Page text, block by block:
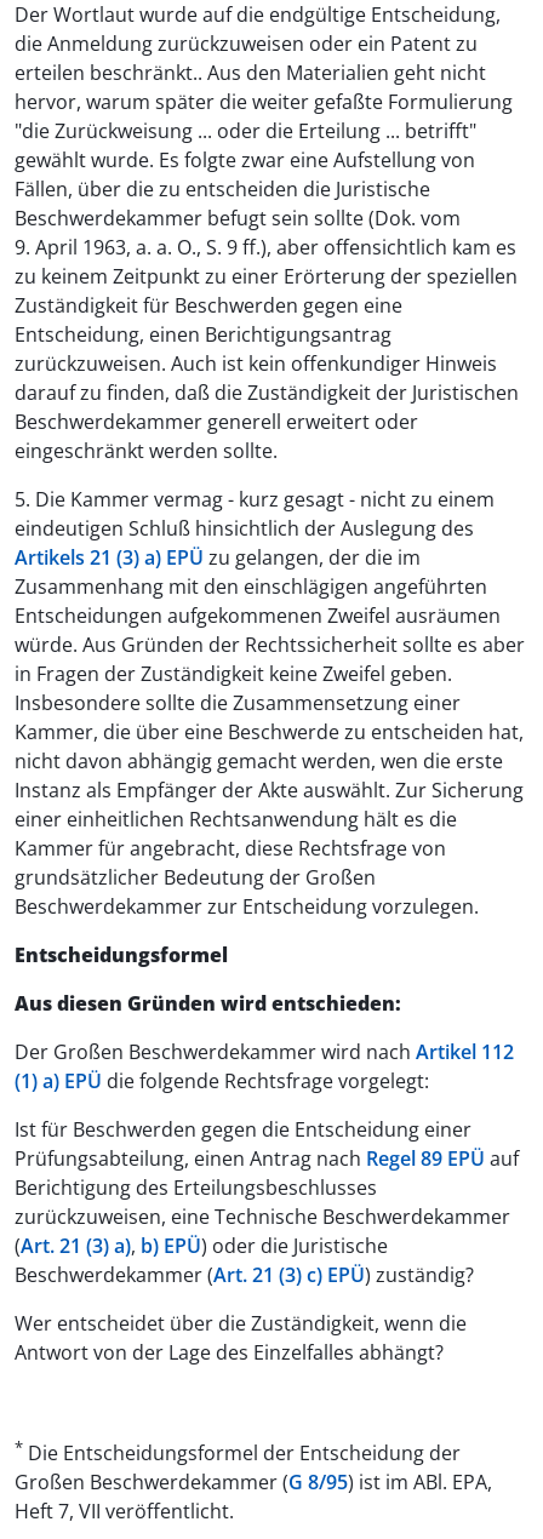
Der Wortlaut wurde auf die endgültige Entscheidung,
die Anmeldung zurückzuweisen oder ein Patent zu
erteilen beschränkt.. Aus den Materialien geht nicht
hervor, warum später die weiter gefaßte Formulierung
"die Zurückweisung ... oder die Erteilung ... betrifft"
gewählt wurde. Es folgte zwar eine Aufstellung von
Fällen, über die zu entscheiden die Juristische
Beschwerdekammer befugt sein sollte (Dok. vom
9. April 1963, a. a. O., S. 9 ff.), aber offensichtlich kam es
zu keinem Zeitpunkt zu einer Erörterung der speziellen
Zuständigkeit für Beschwerden gegen eine
Entscheidung, einen Berichtigungsantrag
zurückzuweisen. Auch ist kein offenkundiger Hinweis
darauf zu finden, daß die Zuständigkeit der Juristischen
Beschwerdekammer generell erweitert oder
eingeschränkt werden sollte.
5. Die Kammer vermag - kurz gesagt - nicht zu einem
eindeutigen Schluß hinsichtlich der Auslegung des
Artikels 21 (3) a) EPÜ zu gelangen, der die im
Zusammenhang mit den einschlägigen angeführten
Entscheidungen aufgekommenen Zweifel ausräumen
würde. Aus Gründen der Rechtssicherheit sollte es aber
in Fragen der Zuständigkeit keine Zweifel geben.
Insbesondere sollte die Zusammensetzung einer
Kammer, die über eine Beschwerde zu entscheiden hat,
nicht davon abhängig gemacht werden, wen die erste
Instanz als Empfänger der Akte auswählt. Zur Sicherung
einer einheitlichen Rechtsanwendung hält es die
Kammer für angebracht, diese Rechtsfrage von
grundsätzlicher Bedeutung der Großen
Beschwerdekammer zur Entscheidung vorzulegen.
Entscheidungsformel
Aus diesen Gründen wird entschieden:
Der Großen Beschwerdekammer wird nach Artikel 112
(1) a) EPÜ die folgende Rechtsfrage vorgelegt:
Ist für Beschwerden gegen die Entscheidung einer
Prüfungsabteilung, einen Antrag nach Regel 89 EPÜ auf
Berichtigung des Erteilungsbeschlusses
zurückzuweisen, eine Technische Beschwerdekammer
(Art. 21 (3) a), b) EPÜ) oder die Juristische
Beschwerdekammer (Art. 21 (3) c) EPÜ) zuständig?
Wer entscheidet über die Zuständigkeit, wenn die
Antwort von der Lage des Einzelfalles abhängt?
* Die Entscheidungsformel der Entscheidung der
Großen Beschwerdekammer (G 8/95) ist im ABl. EPA,
Heft 7, VII veröffentlicht.